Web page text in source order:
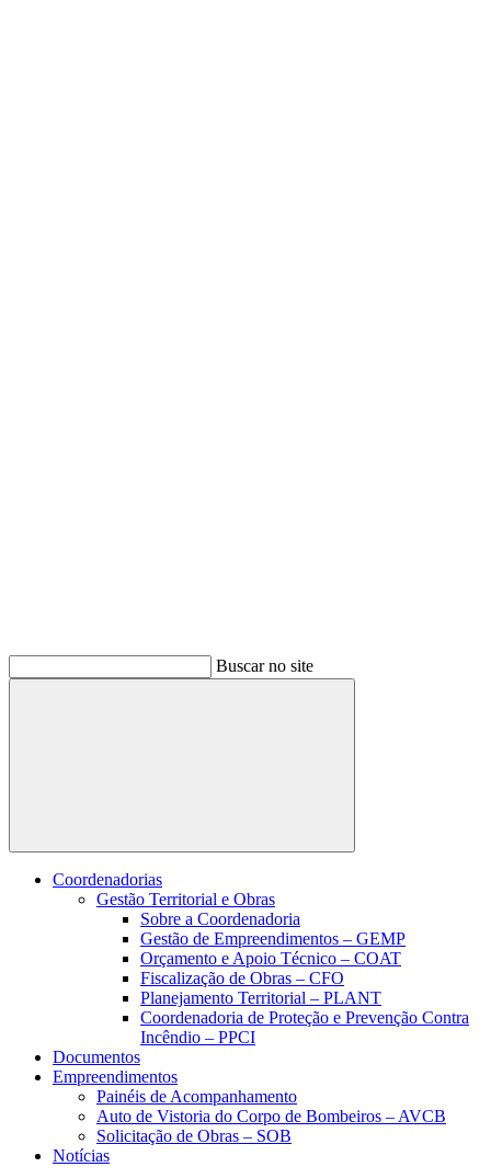
Buscar no site
Buscar
Coordenadorias
Gestão Territorial e Obras
Sobre a Coordenadoria
Gestão de Empreendimentos – GEMP
Orçamento e Apoio Técnico – COAT
Fiscalização de Obras – CFO
Planejamento Territorial – PLANT
Coordenadoria de Proteção e Prevenção Contra
Incêndio – PPCI
Documentos
Empreendimentos
Painéis de Acompanhamento
Auto de Vistoria do Corpo de Bombeiros – AVCB
Solicitação de Obras – SOB
Notícias